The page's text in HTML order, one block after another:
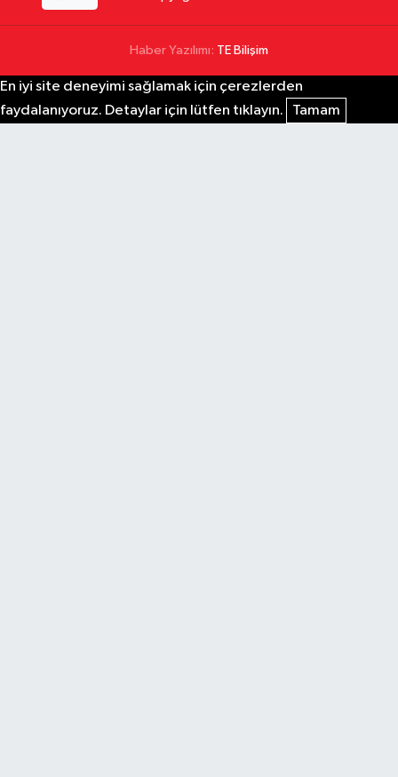
Haber Yazılımı: TE Bilişim
En iyi site deneyimi sağlamak için çerezlerden
faydalanıyoruz. Detaylar için lütfen tıklayın.
Tamam